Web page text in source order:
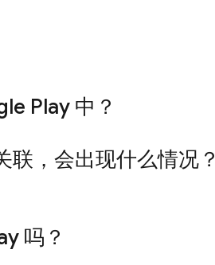
Play 中？
，会出现什么情况？
吗？